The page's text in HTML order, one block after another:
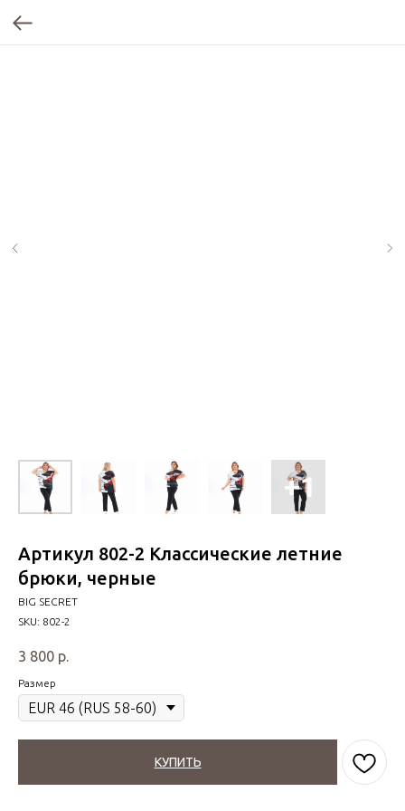
Артикул 802-2 Классические летние
брюки, черные
BIG SECRET
SKU: 802-2
3 800 р.
Размер
КУПИТЬ